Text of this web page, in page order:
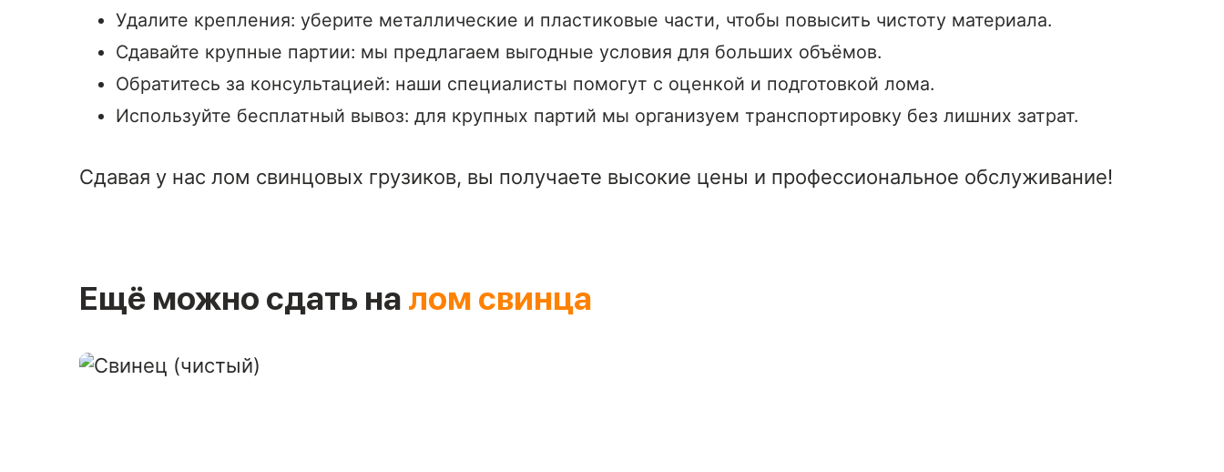
Удалите крепления: уберите металлические и пластиковые части, чтобы повысить чистоту материала.
Сдавайте крупные партии: мы предлагаем выгодные условия для больших объёмов.
Обратитесь за консультацией: наши специалисты помогут с оценкой и подготовкой лома.
Используйте бесплатный вывоз: для крупных партий мы организуем транспортировку без лишних затрат.
Сдавая у нас лом свинцовых грузиков, вы получаете высокие цены и профессиональное обслуживание!
Ещё можно сдать на лом свинца